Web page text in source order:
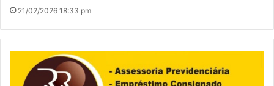
21/02/2026 18:33 pm